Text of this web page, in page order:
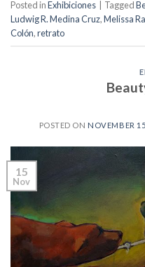
Posted inExhibiciones Tagged
Ludwig R. Medina Cruz,Melissa
Colón,retrato
POSTED ON NOVEMBER
15
Nov